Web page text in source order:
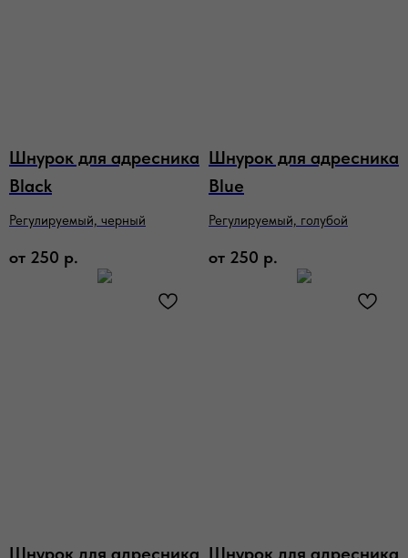
Шнурок для адресника
Black
Регулируемый, черный
от 250 р.
Шнурок для адресника
Blue
Регулируемый, голубой
от 250 р.
Шнурок для адресника Шнурок для адресника